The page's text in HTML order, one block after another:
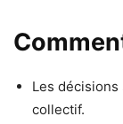
Les
collectif.